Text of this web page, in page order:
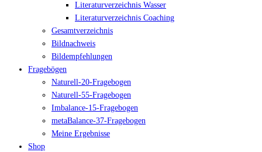
Literaturverzeichnis Wasser
Literaturverzeichnis Coaching
Gesamtverzeichnis
Bildnachweis
Bildempfehlungen
Fragebögen
Naturell-20-Fragebogen
Naturell-55-Fragebogen
Imbalance-15-Fragebogen
metaBalance-37-Fragebogen
Meine Ergebnisse
Shop